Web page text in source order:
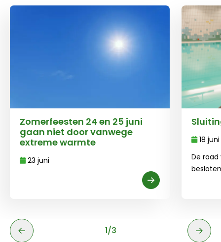
Zomerfeesten 24 en 25 juni
gaan niet door vanwege
extreme warmte
23 juni
Lees meer over Zomerfeesten 24 en 25 juni gaan
18 juni
De
1 van 3
1/3